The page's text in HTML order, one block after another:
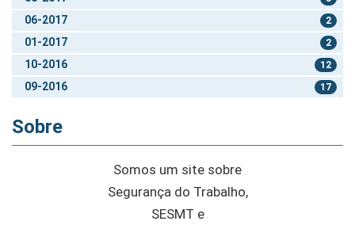
06-2017 2
01-2017 2
10-2016 12
09-2016 17
Sobre
Somos um site sobre
Segurança do Trabalho,
SESMT e